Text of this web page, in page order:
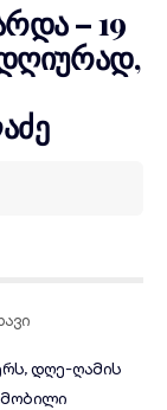
– 19
დღე-ღამის